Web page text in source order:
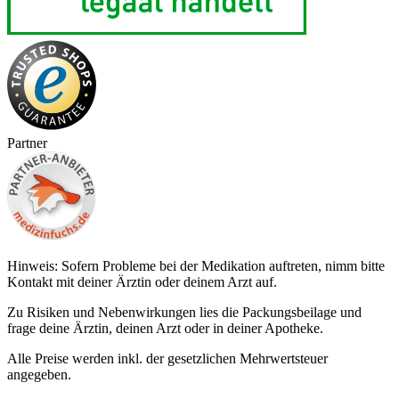
Partner
Hinweis: Sofern Probleme bei der Medikation auftreten, nimm bitte
Kontakt mit deiner Ärztin oder deinem Arzt auf.
Zu Risiken und Nebenwirkungen lies die Packungsbeilage und
frage deine Ärztin, deinen Arzt oder in deiner Apotheke.
Alle Preise werden inkl. der gesetzlichen Mehrwertsteuer
angegeben.